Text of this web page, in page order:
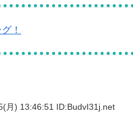
！
月) 13:46:51 ID:BudvI31j.net